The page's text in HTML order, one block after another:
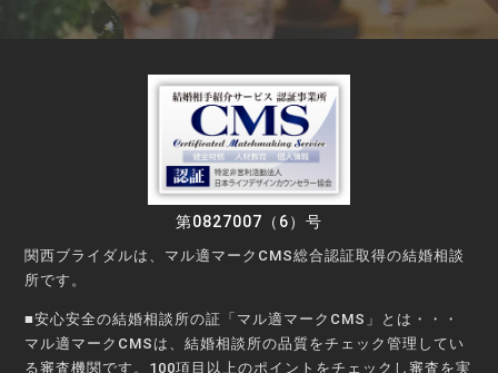
第0827007（6）号
関西ブライダルは、マル適マークCMS総合認証取得の結婚相談
所です。
■安心安全の結婚相談所の証「マル適マークCMS」とは・・・
マル適マークCMSは、結婚相談所の品質をチェック管理してい
る審査機関です。100項目以上のポイントをチェックし審査を実